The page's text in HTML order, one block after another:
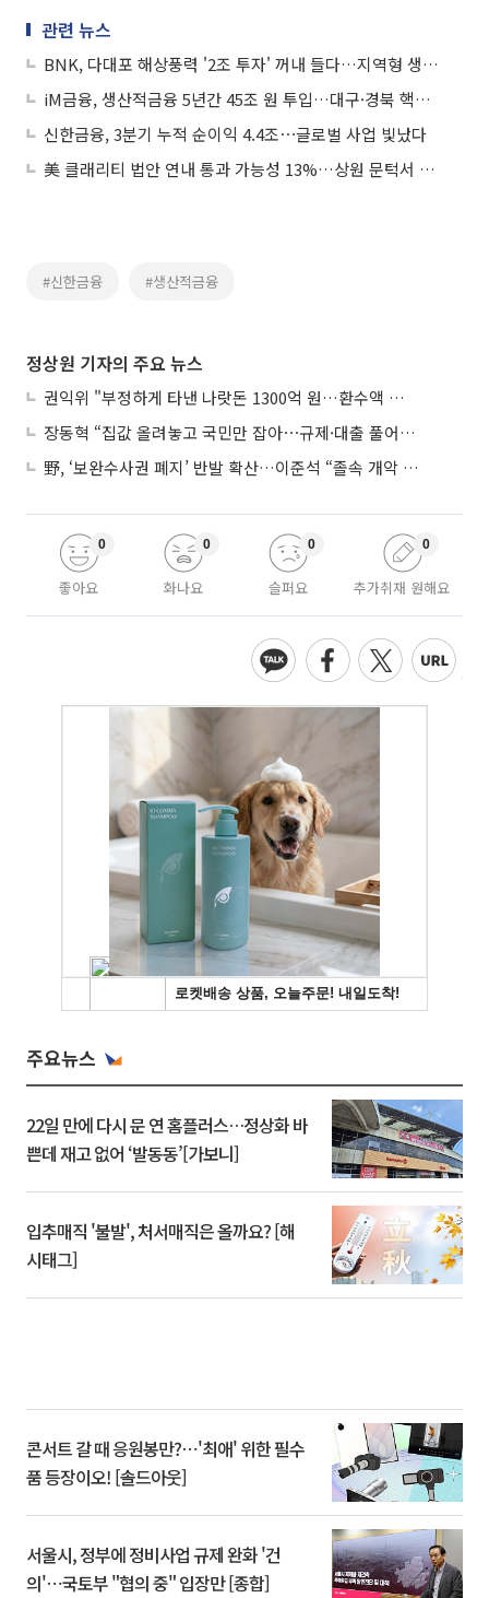
관련 뉴스
BNK, 다대포 해상풍력 '2조 투자' 꺼내 들다…지역형 생산적금융 '파일럿'로 띄운다
iM금융, 생산적금융 5년간 45조 원 투입…대구·경북 핵심 산업 지원
신한금융, 3분기 누적 순이익 4.4조⋯글로벌 사업 빛났다
美 클래리티 법안 연내 통과 가능성 13%…상원 문턱서 제동
#신한금융 #생산적금융
정상원 기자의 주요 뉴스
권익위 "부정하게 타낸 나랏돈 1300억 원…환수액 역대 최대"
장동혁 “집값 올려놓고 국민만 잡아⋯규제·대출 풀어야”
野, ‘보완수사권 폐지’ 반발 확산…이준석 “졸속 개악 입법”
좋아요
0
화나요
0
슬퍼요
0
추가취재 원해요
0
주요뉴스
22일 만에 다시 문 연 홈플러스…정상화 바
쁜데 재고 없어 ‘발동동’[가보니]
입추매직 '불발', 처서매직은 올까요? [해
시태그]
콘서트 갈 때 응원봉만?⋯'최애' 위한 필수
품 등장이오! [솔드아웃]
서울시, 정부에 정비사업 규제 완화 '건
의'⋯국토부 "협의 중" 입장만 [종합]